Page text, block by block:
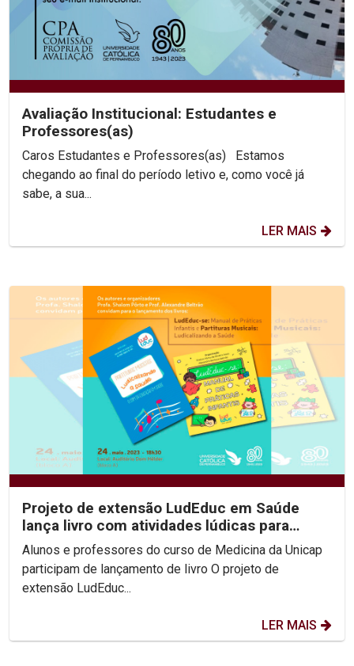
Avaliação Institucional: Estudantes e
Professores(as)
Caros Estudantes e Professores(as) Estamos
chegando ao final do período letivo e, como você já
sabe, a sua...
LER MAIS
Projeto de extensão LudEduc em Saúde
lança livro com atividades lúdicas para
educação em saúde...
Alunos e professores do curso de Medicina da Unicap
participam de lançamento de livro O projeto de
extensão LudEduc...
LER MAIS